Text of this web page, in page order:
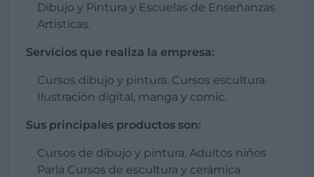
Dibujo y Pintura y Escuelas de Enseñanzas
Artisticas.
Servicios que realiza la empresa:
Cursos dibujo y pintura. Cursos escultura.
Ilustración digital, manga y comic.
Sus principales productos son:
Cursos de dibujo y pintura. Adultos niños
Parla Cursos de escultura y cerámica.